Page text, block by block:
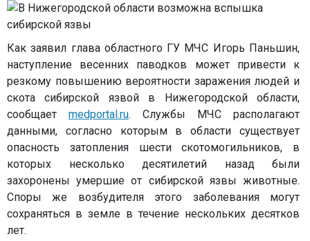
Как заявил глава областного ГУ МЧС Игорь Паньшин,
наступление весенних паводков может привести к
резкому повышению вероятности заражения людей и
скота сибирской язвой в Нижегородской области,
сообщает medportal.ru. Службы МЧС располагают
данными, согласно которым в области существует
опасность затопления шести скотомогильников, в
которых несколько десятилетий назад были
захоронены умершие от сибирской язвы животные.
Споры же возбудителя этого заболевания могут
сохраняться в земле в течение нескольких десятков
лет.